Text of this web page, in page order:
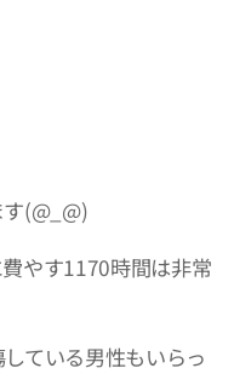
(@_@)
やす1170時間は非常
ている男性もいらっ